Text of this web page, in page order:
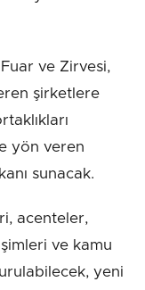
ve Zirvesi,
şirketlere
yön veren
sunacak.
acenteler,
ve kamu
yeni